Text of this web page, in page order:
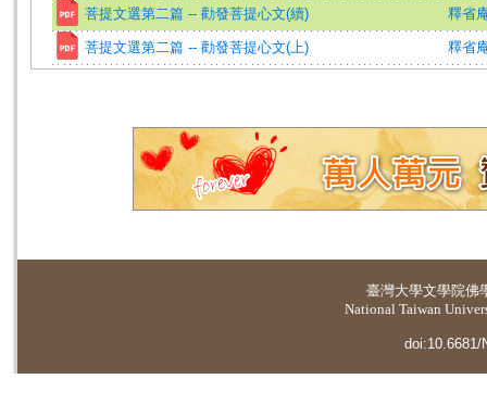
菩提文選第二篇 -- 勸發菩提心文(續) 釋省
菩提文選第二篇 -- 勸發菩提心文(上) 釋省
臺灣大學文學院佛
National Taiwan
doi:10.6681/